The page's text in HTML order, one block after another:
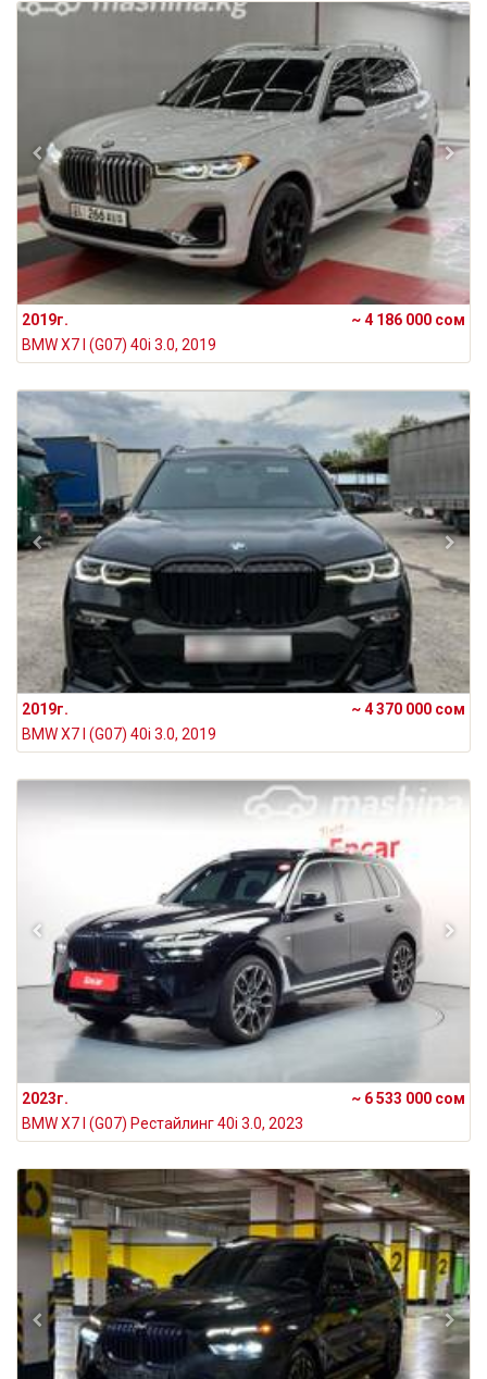
2019г.
~ 4 186 000 сом
BMW X7 I (G07) 40i 3.0, 2019
2019г.
~ 4 370 000 сом
BMW X7 I (G07) 40i 3.0, 2019
2023г.
~ 6 533 000 сом
BMW X7 I (G07) Рестайлинг 40i 3.0, 2023